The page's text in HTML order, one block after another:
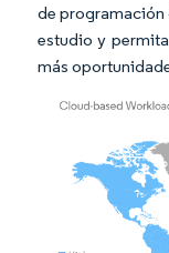
de programación
estudio y
más